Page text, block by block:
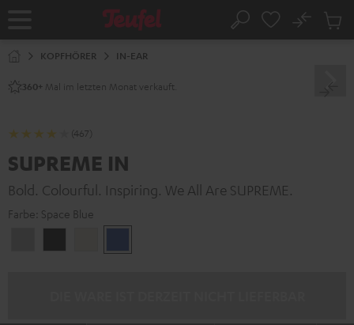
Startseite Suche
No
KOPFHÖRER IN-EAR
360+ Mal im letzten Monat verkauft.
(467)
SUPREME IN
Bold. Colourful. Inspiring. We All Are SUPREME.
Farbe: Space Blue
Gray
White Blue